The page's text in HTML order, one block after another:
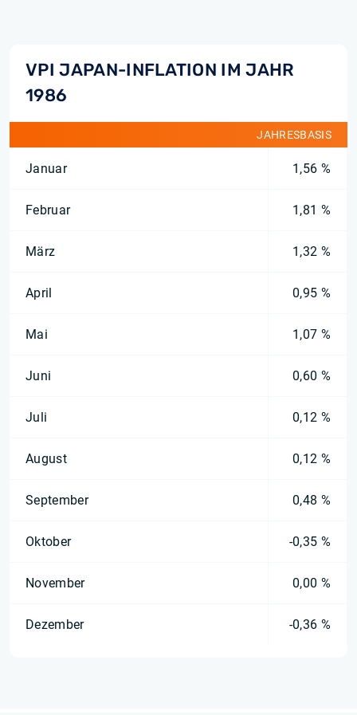
VPI JAPAN-INFLATION IM JAHR
1986
JAHRESBASIS
Januar 1,56 %
Februar 1,81 %
März 1,32 %
April 0,95 %
Mai 1,07 %
Juni 0,60 %
Juli 0,12 %
August 0,12 %
September 0,48 %
Oktober -0,35 %
November 0,00 %
Dezember -0,36 %